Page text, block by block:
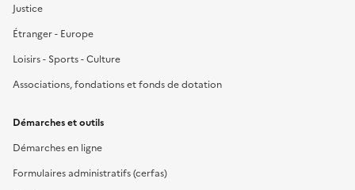
Justice
Étranger - Europe
Loisirs - Sports - Culture
Associations, fondations et fonds de dotation
Démarches et outils
Démarches en ligne
Formulaires administratifs (cerfas)